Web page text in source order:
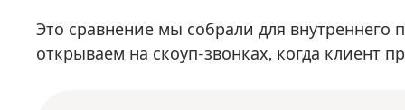
Это сравнение мы собрали для
открываем на скоуп-звонках, когда клиент